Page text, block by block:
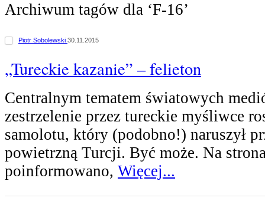
Archiwum tagów dla ‘F-16’
Piotr Sobolewski 30.11.2015
„Tureckie kazanie” – felieton
Centralnym tematem światowych
zestrzelenie przez tureckie myśliwce
samolotu, który (podobno!) naruszył
powietrzną Turcji. Być może. Na
poinformowano, Więcej...